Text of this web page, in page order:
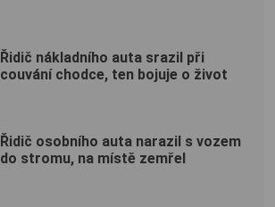
Řidič nákladního auta srazil při
couvání chodce, ten bojuje o život
Řidič osobního auta narazil s vozem
do stromu, na místě zemřel